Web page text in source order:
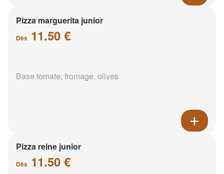
Pizza marguerita junior
Dès 11.50 €
Base tomate, fromage, olives
Pizza reine junior
Dès 11.50 €